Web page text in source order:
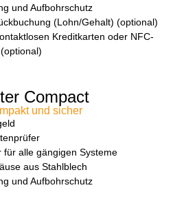
und Aufbohrschutz
(Lohn/Gehalt) (optional)
Kreditkarten oder NFC-
Compact
und sicher
für alle gängigen Systeme
aus Stahlblech
und Aufbohrschutz